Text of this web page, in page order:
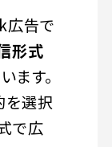
広告で
形式
ます。
を選択
で広